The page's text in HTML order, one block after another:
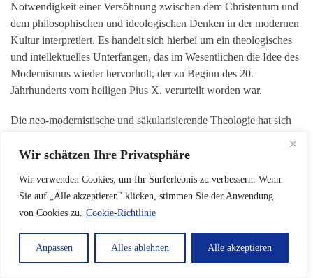
Wir schätzen Ihre Privatsphäre
Wir verwenden Cookies, um Ihr Surferlebnis zu verbessern. Wenn
Sie auf „Alle akzeptieren" klicken, stimmen Sie der Anwendung
von Cookies zu. Cookie-Richtlinie
Anpassen Alles ablehnen Alle akzeptieren
Notwendigkeit einer Versöhnung zwischen dem Christentum und
dem philosophischen und ideologischen Denken in der modernen
Kultur interpretiert. Es handelt sich hierbei um ein theologisches
und intellektuelles Unterfangen, das im Wesentlichen die Idee des
Modernismus wieder hervorholt, der zu Beginn des 20.
Jahrhunderts vom heiligen Pius X. verurteilt worden war.
Die neo-modernistische und säkularisierende Theologie hat sich
Vorabend des Zerfalls der „Moderne“. Mit dem Niedergang des
Moderne und der Irreversibilität der Emanzipation von der
Geschichte gefallen, die die Postulate des Soziologismus und
Säkularismus dargestellt haben. Auf das Paradigma der Moderne
folgt in der Tat heute das post-moderne Paradigma des „Chaos“
oder der „pluralistischen Vielschichtigkeit“, dessen Fundament der